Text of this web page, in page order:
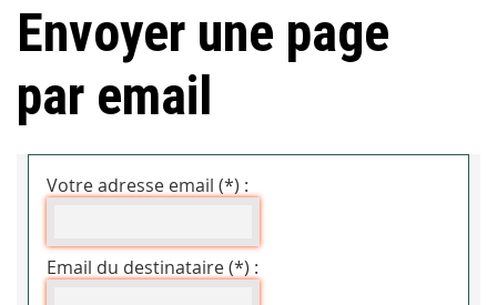
Envoyer une page
par email
Votre adresse email (*) :
Email du destinataire (*) :